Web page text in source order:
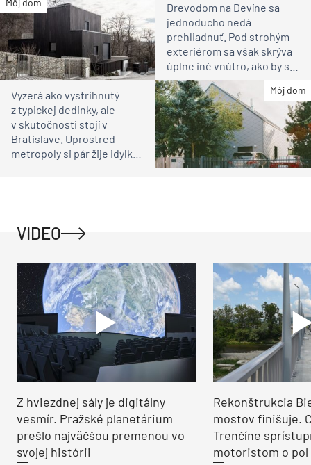
Môj dom
Drevodom na Devíne sa
jednoducho nedá
prehliadnuť. Pod strohým
exteriérom sa však skrýva
úplne iné vnútro, ako by ste
čakali
Môj dom
Vyzerá ako vystrihnutý
z typickej dedinky, ale
v skutočnosti stojí v
Bratislave. Uprostred
metropoly si pár žije idylku
VIDEO
Z hviezdnej sály je digitálny
vesmír. Pražské planetárium
prešlo najväčšou premenou vo
svojej histórii
Rekonštrukcia
mostov finišuje.
Trenčíne
motoristom o pol